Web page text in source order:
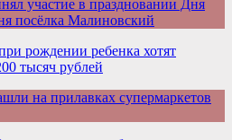
участие в праздновании Дня
посёлка Малиновский
рождении ребенка хотят
тысяч рублей
на прилавках супермаркетов